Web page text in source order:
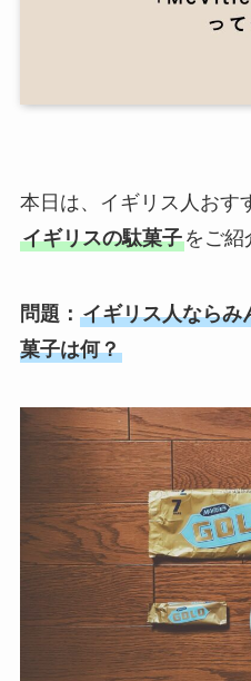
本日は、イギリス人おす
イギリスの駄菓子をご紹
問題： イギリス人ならみ
菓子は何？